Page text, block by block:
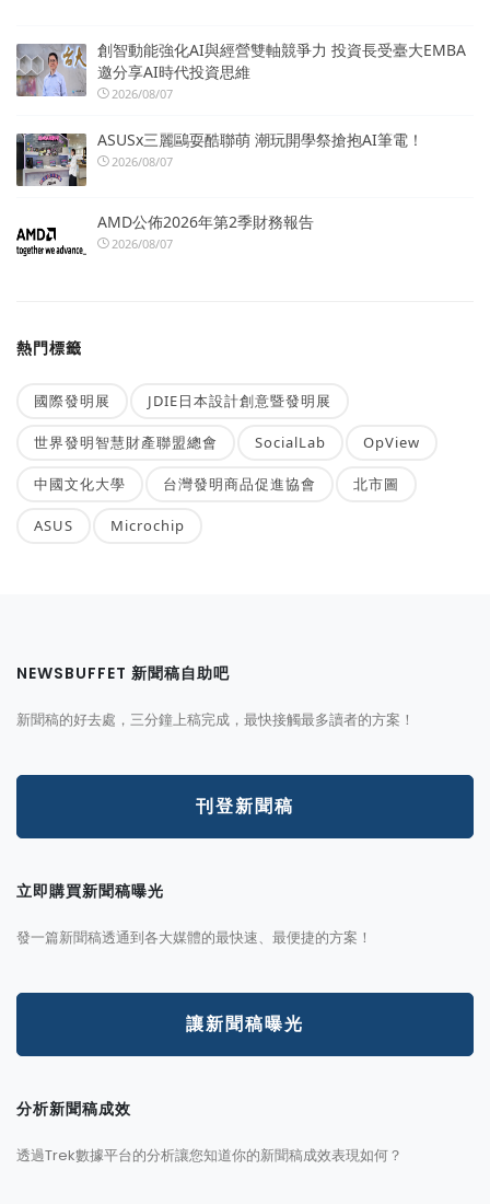
創智動能強化AI與經營雙軸競爭力 投資長受臺大EMBA
邀分享AI時代投資思維
2026/08/07
ASUSx三麗鷗耍酷聯萌 潮玩開學祭搶抱AI筆電！
2026/08/07
AMD公佈2026年第2季財務報告
2026/08/07
熱門標籤
國際發明展 JDIE日本設計創意暨發明展
世界發明智慧財產聯盟總會 SocialLab OpView
中國文化大學 台灣發明商品促進協會 北市圖
ASUS Microchip
NEWSBUFFET 新聞稿自助吧
新聞稿的好去處，三分鐘上稿完成，最快接觸最多讀者的方案！
刊登新聞稿
立即購買新聞稿曝光
發一篇新聞稿透通到各大媒體的最快速、最便捷的方案！
讓新聞稿曝光
分析新聞稿成效
透過Trek數據平台的分析讓您知道你的新聞稿成效表現如何？